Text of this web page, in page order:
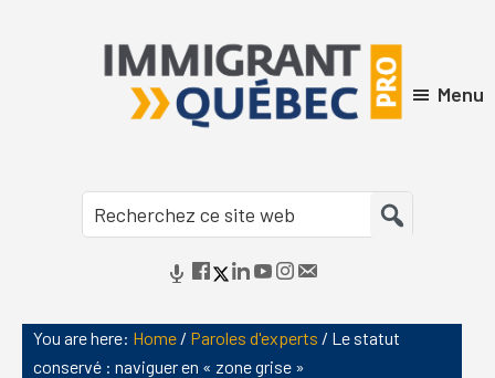
Québec
Pro
Menu
You are here: Home / Paroles d'experts / Le statut
conservé : naviguer en « zone grise »